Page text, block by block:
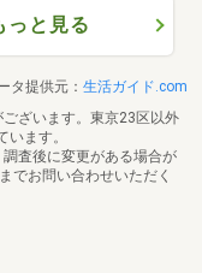
っと見る
タ提供元： 生活ガイド.com
ざいます。東京23区以外
ます。
査後に変更がある場合が
でお問い合わせいただく